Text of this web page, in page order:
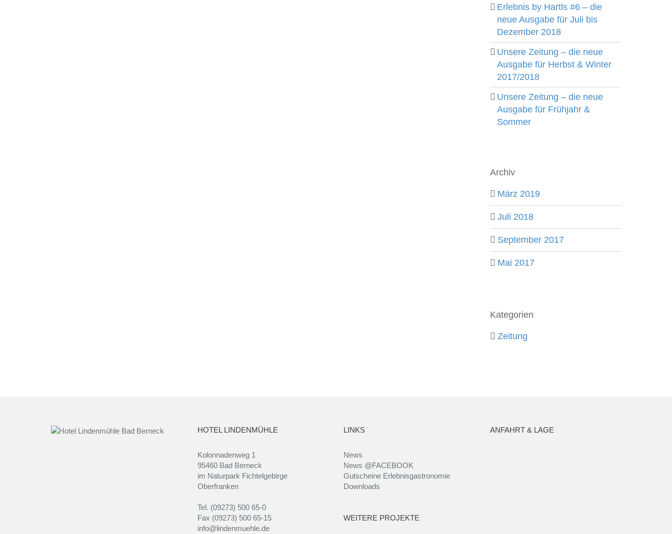
Erlebnis by Hartls #6 – die
neue Ausgabe für Juli bis
Dezember 2018
Unsere Zeitung – die neue
Ausgabe für Herbst & Winter
2017/2018
Unsere Zeitung – die neue
Ausgabe für Frühjahr &
Sommer
Archiv
März 2019
Juli 2018
September 2017
Mai 2017
Kategorien
Zeitung
HOTEL LINDENMÜHLE
Kolonnadenweg 1
95460 Bad Berneck
im Naturpark Fichtelgebirge
Oberfranken
Tel. (09273) 500 65-0
Fax (09273) 500 65-15
info@lindenmuehle.de
LINKS
News
News @FACEBOOK
Gutscheine Erlebnisgastronomie
Downloads
WEITERE PROJEKTE
ANFAHRT & LAGE